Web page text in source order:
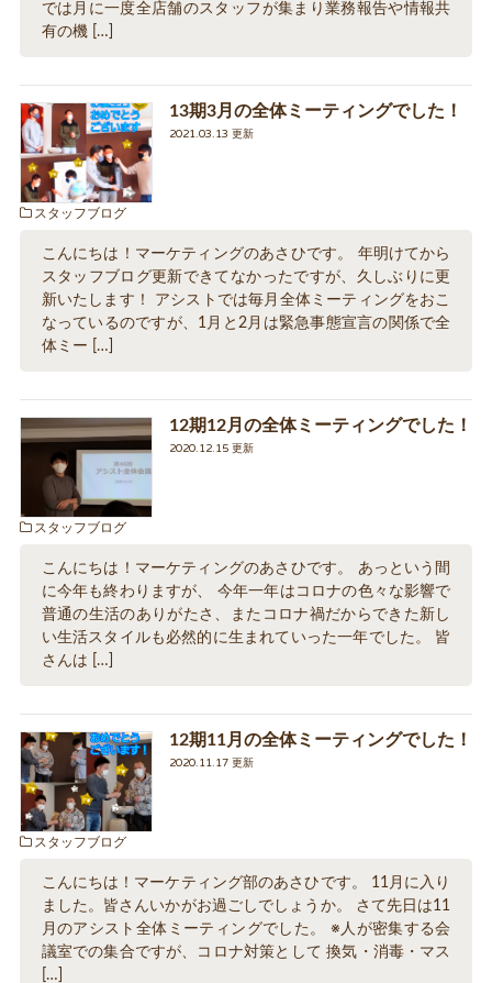
では月に一度全店舗のスタッフが集まり業務報告や情報共
有の機 […]
13期3月の全体ミーティングでした！
2021.03.13 更新
スタッフブログ
こんにちは！マーケティングのあさひです。 年明けてから
スタッフブログ更新できてなかったですが、久しぶりに更
新いたします！ アシストでは毎月全体ミーティングをおこ
なっているのですが、1月と2月は緊急事態宣言の関係で全
体ミー […]
12期12月の全体ミーティングでした！
2020.12.15 更新
スタッフブログ
こんにちは！マーケティングのあさひです。 あっという間
に今年も終わりますが、 今年一年はコロナの色々な影響で
普通の生活のありがたさ、またコロナ禍だからできた新し
い生活スタイルも必然的に生まれていった一年でした。 皆
さんは […]
12期11月の全体ミーティングでした！
2020.11.17 更新
スタッフブログ
こんにちは！マーケティング部のあさひです。 11月に入り
ました。皆さんいかがお過ごしでしょうか。 さて先日は11
月のアシスト全体ミーティングでした。 ※人が密集する会
議室での集合ですが、コロナ対策として 換気・消毒・マス
[…]